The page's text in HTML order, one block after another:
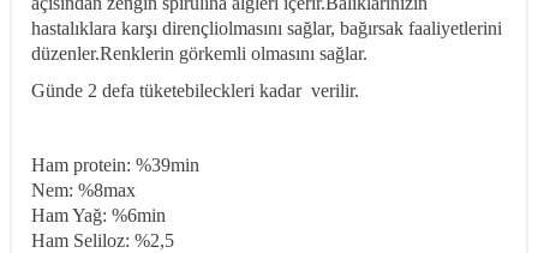
hastalıklara karşı dirençliolmasını sağlar, bağırsak faaliyetlerini
düzenler.Renklerin görkemli olmasını sağlar.
Günde 2 defa tüketebileckleri kadar verilir.
Ham protein: %39min
Nem: %8max
Ham Yağ: %6min
Ham Seliloz: %2,5